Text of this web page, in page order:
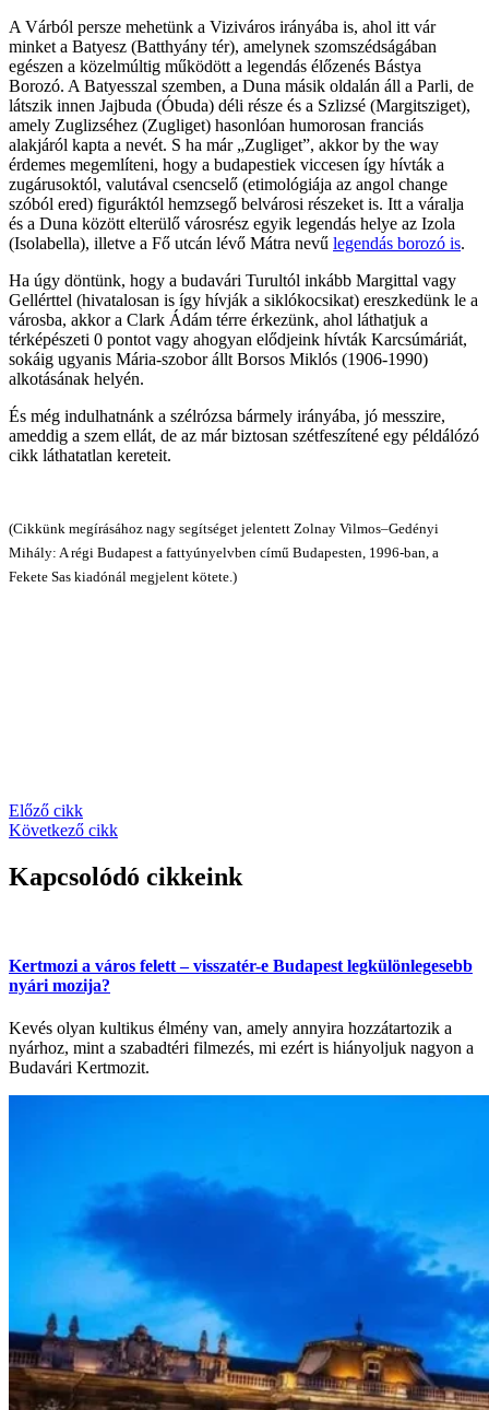
A Várból persze mehetünk a Viziváros irányába is, ahol itt vár
minket a Batyesz (Batthyány tér), amelynek szomszédságában
egészen a közelmúltig működött a legendás élőzenés Bástya
Borozó. A Batyesszal szemben, a Duna másik oldalán áll a Parli, de
látszik innen Jajbuda (Óbuda) déli része és a Szlizsé (Margitsziget),
amely Zuglizséhez (Zugliget) hasonlóan humorosan franciás
alakjáról kapta a nevét. S ha már „Zugliget”, akkor by the way
érdemes megemlíteni, hogy a budapestiek viccesen így hívták a
zugárusoktól, valutával csencselő (etimológiája az angol change
szóból ered) figuráktól hemzsegő belvárosi részeket is. Itt a váralja
és a Duna között elterülő városrész egyik legendás helye az Izola
(Isolabella), illetve a Fő utcán lévő Mátra nevű legendás borozó is.
Ha úgy döntünk, hogy a budavári Turultól inkább Margittal vagy
Gellérttel (hivatalosan is így hívják a siklókocsikat) ereszkedünk le a
városba, akkor a Clark Ádám térre érkezünk, ahol láthatjuk a
térképészeti 0 pontot vagy ahogyan elődjeink hívták Karcsúmáriát,
sokáig ugyanis Mária-szobor állt Borsos Miklós (1906-1990)
alkotásának helyén.
És még indulhatnánk a szélrózsa bármely irányába, jó messzire,
ameddig a szem ellát, de az már biztosan szétfeszítené egy példálózó
cikk láthatatlan kereteit.
(Cikkünk megírásához nagy segítséget jelentett Zolnay Vilmos–Gedényi
Mihály: A régi Budapest a fattyúnyelvben című Budapesten, 1996-ban, a
Fekete Sas kiadónál megjelent kötete.)
Előző cikk
Következő cikk
Kapcsolódó cikkeink
Kertmozi a város felett – visszatér-e Budapest legkülönlegesebb
nyári mozija?
Kevés olyan kultikus élmény van, amely annyira hozzátartozik a
nyárhoz, mint a szabadtéri filmezés, mi ezért is hiányoljuk nagyon a
Budavári Kertmozit.